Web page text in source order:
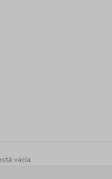
vacía